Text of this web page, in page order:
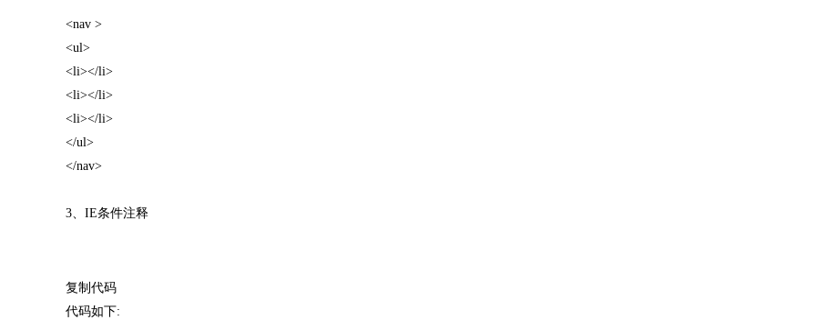
<nav >
<ul>
<li></li>
<li></li>
<li></li>
</ul>
</nav>
3、IE条件注释
复制代码
代码如下: